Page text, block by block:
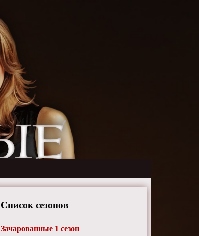
Список сезонов
Зачарованные 1 сезон